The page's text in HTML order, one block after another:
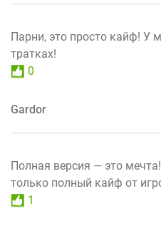
Парни, это просто кайф! У
тратках!
0
Gardor
Полная версия — это
только полный кайф от
1